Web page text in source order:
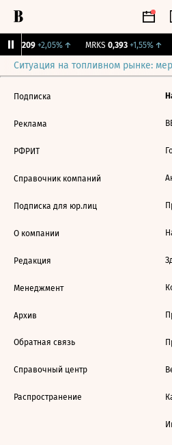
0,209 +2,05%↑ MRKS 0,393 +1,55%↑
Ситуация на топливном рынке:
Подписка
Реклама
РФРИТ
Справочник компаний
Подписка для юр.лиц
О компании
Редакция
Менеджмент
Архив
Обратная связь
Справочный центр
Распространение